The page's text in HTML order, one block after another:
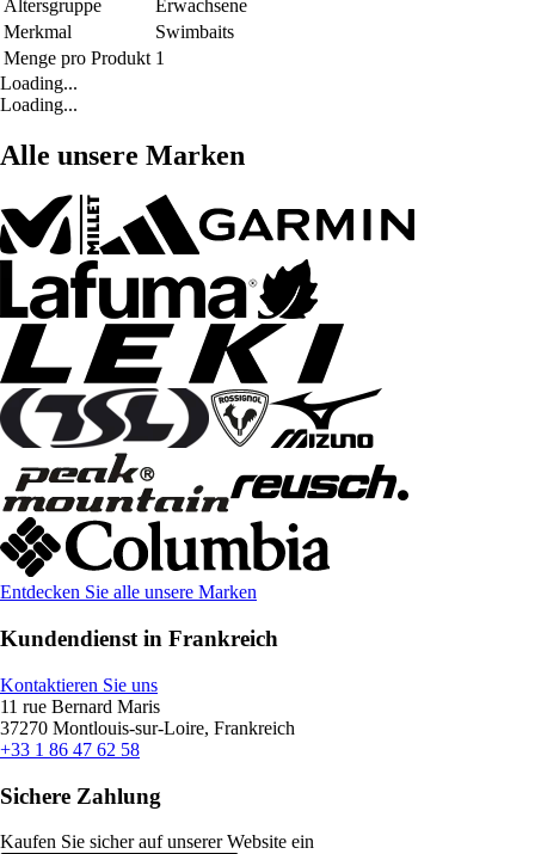
Altersgruppe
Erwachsene
Merkmal
Swimbaits
Menge pro Produkt 1
Loading...
Loading...
Alle unsere Marken
Entdecken Sie alle unsere Marken
Kundendienst in Frankreich
Kontaktieren Sie uns
11 rue Bernard Maris
37270 Montlouis-sur-Loire, Frankreich
+33 1 86 47 62 58
Sichere Zahlung
Kaufen Sie sicher auf unserer Website ein